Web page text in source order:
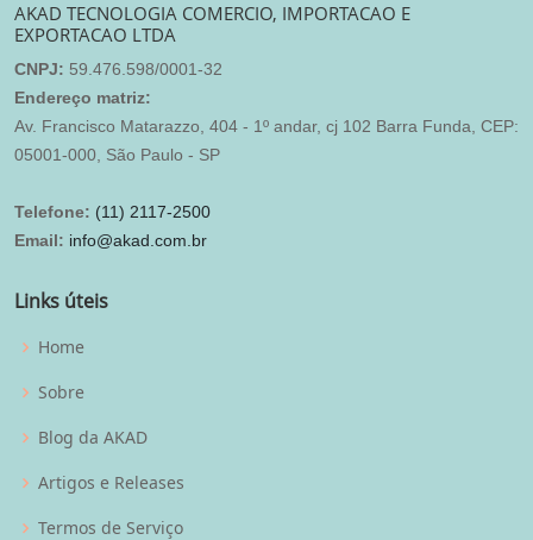
AKAD TECNOLOGIA COMERCIO, IMPORTACAO E
EXPORTACAO LTDA
CNPJ: 59.476.598/0001-32
Endereço matriz:
Av. Francisco Matarazzo, 404 - 1º andar, cj 102 Barra Funda, CEP:
05001-000, São Paulo - SP
Telefone: (11) 2117-2500
Email: info@akad.com.br
Links úteis
Home
Sobre
Blog da AKAD
Artigos e Releases
Termos de Serviço